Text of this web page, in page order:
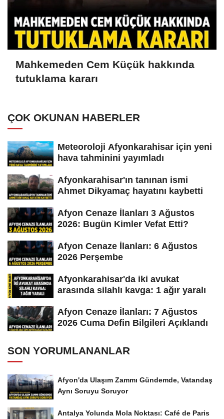
Mahkemeden Cem Küçük hakkında
tutuklama kararı
ÇOK OKUNAN HABERLER
Meteoroloji Afyonkarahisar için yeni
hava tahminini yayımladı
Afyonkarahisar'ın tanınan ismi
Ahmet Dikyamaç hayatını kaybetti
Afyon Cenaze İlanları 3 Ağustos
2026: Bugün Kimler Vefat Etti?
Afyon Cenaze İlanları: 6 Ağustos
2026 Perşembe
Afyonkarahisar'da iki avukat
arasında silahlı kavga: 1 ağır yaralı
Afyon Cenaze İlanları: 7 Ağustos
2026 Cuma Defin Bilgileri Açıklandı
SON YORUMLANANLAR
Afyon'da Ulaşım Zammı Gündemde, Vatandaş
Aynı Soruyu Soruyor
Antalya Yolunda Mola Noktası: Café de Paris